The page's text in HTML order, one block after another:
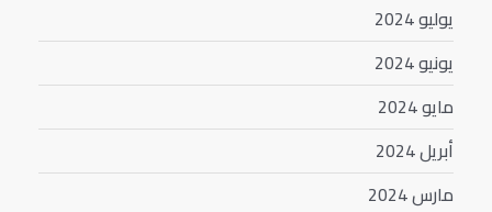
يوليو 2024
يونيو 2024
مايو 2024
أبريل 2024
مارس 2024